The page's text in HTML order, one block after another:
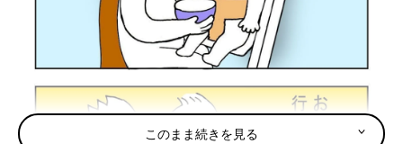
このまま続きを見る